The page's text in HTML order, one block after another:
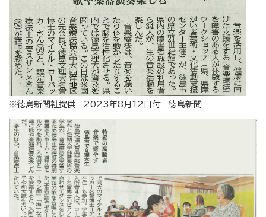
※徳島新聞社提供 2023年8月12日付 徳島新聞